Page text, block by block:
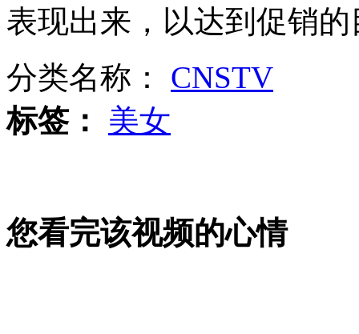
天降200吨巨石 视频记录惊魂一幕
山西运城恶犬咬伤多人 警民合力深夜将其击毙
无痛分娩是否安全 医生回应
表现出来，以达到促销的
分类名称： CNSTV
标签：
美女
您看完该视频的心情